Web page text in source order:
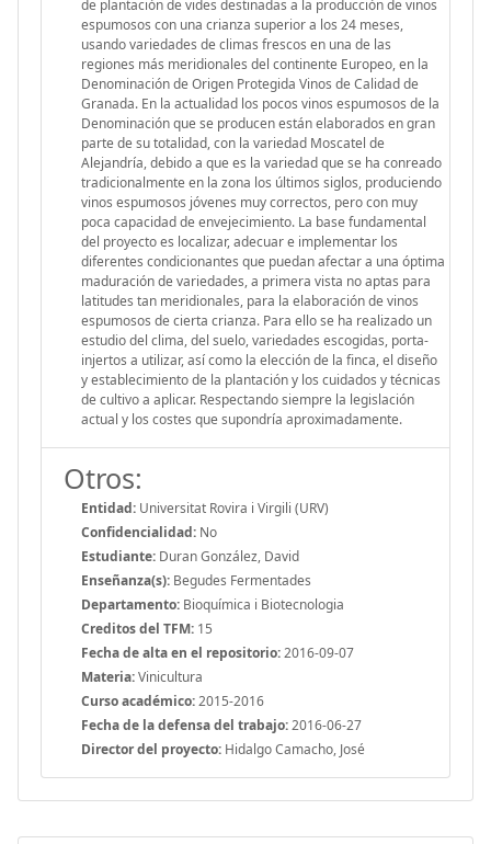
de plantación de vides destinadas a la producción de vinos
espumosos con una crianza superior a los 24 meses,
usando variedades de climas frescos en una de las
regiones más meridionales del continente Europeo, en la
Denominación de Origen Protegida Vinos de Calidad de
Granada. En la actualidad los pocos vinos espumosos de la
Denominación que se producen están elaborados en gran
parte de su totalidad, con la variedad Moscatel de
Alejandría, debido a que es la variedad que se ha conreado
tradicionalmente en la zona los últimos siglos, produciendo
vinos espumosos jóvenes muy correctos, pero con muy
poca capacidad de envejecimiento. La base fundamental
del proyecto es localizar, adecuar e implementar los
diferentes condicionantes que puedan afectar a una óptima
maduración de variedades, a primera vista no aptas para
latitudes tan meridionales, para la elaboración de vinos
espumosos de cierta crianza. Para ello se ha realizado un
estudio del clima, del suelo, variedades escogidas, porta-
injertos a utilizar, así como la elección de la finca, el diseño
y establecimiento de la plantación y los cuidados y técnicas
de cultivo a aplicar. Respectando siempre la legislación
actual y los costes que supondría aproximadamente.
Otros:
Entidad: Universitat Rovira i Virgili (URV)
Confidencialidad: No
Estudiante: Duran González, David
Enseñanza(s): Begudes Fermentades
Departamento: Bioquímica i Biotecnologia
Creditos del TFM: 15
Fecha de alta en el repositorio:2016-09-07
Materia:Vinicultura
Curso académico:2015-2016
Fecha de la defensa del trabajo:2016-06-27
Director del proyecto: Hidalgo Camacho, José